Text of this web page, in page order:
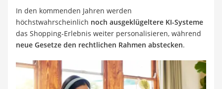
In den kommenden Jahren werden
höchstwahrscheinlich noch ausgeklügeltere KI-Systeme
das Shopping-Erlebnis weiter personalisieren, während
neue Gesetze den rechtlichen Rahmen abstecken.